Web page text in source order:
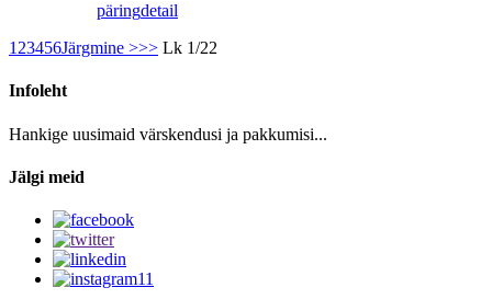
päringdetail
1 23456Järgmine >>> Lk 1/22
Infoleht
Hankige uusimaid värskendusi ja pakkumisi...
Jälgi meid